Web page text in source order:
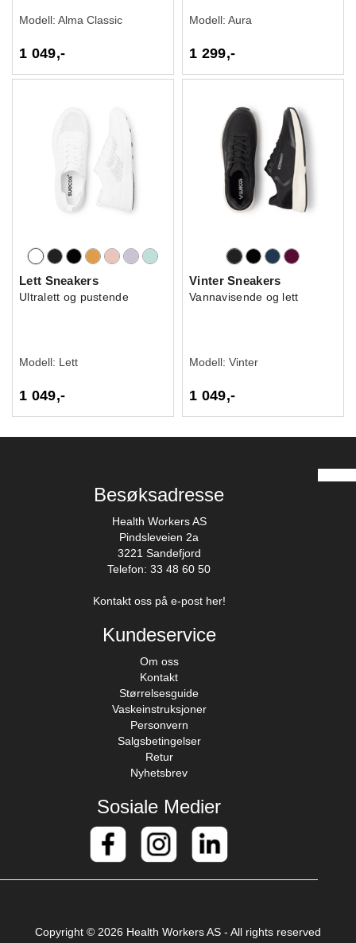
Modell: Alma Classic
1 049,-
Modell: Aura
1 299,-
Lett Sneakers
Ultralett og pustende
Modell: Lett
1 049,-
Vinter Sneakers
Vannavisende og lett
Modell: Vinter
1 049,-
Besøksadresse
Health Workers AS
Pindsleveien 2a
3221 Sandefjord
Telefon: 33 48 60 50
Kontakt oss på e-post her!
Kundeservice
Om oss
Kontakt
Størrelsesguide
Vaskeinstruksjoner
Personvern
Salgsbetingelser
Retur
Nyhetsbrev
Sosiale Medier
Copyright © 2026 Health Workers AS - All rights reserved